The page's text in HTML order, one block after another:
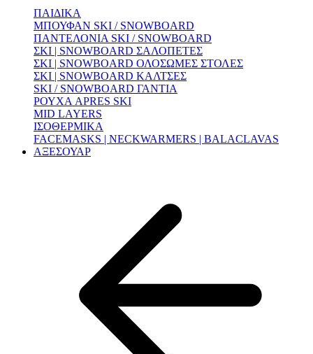
ΠΑΙΔΙΚΑ
ΜΠΟΥΦΑΝ SKI / SNOWBOARD
ΠΑΝΤΕΛΟΝΙΑ SKI / SNOWBOARD
ΣΚΙ | SNOWBOARD ΣΑΛΟΠΕΤΕΣ
ΣΚΙ | SNOWBOARD ΟΛΟΣΩΜΕΣ ΣΤΟΛΕΣ
ΣΚΙ | SNOWBOARD ΚΑΛΤΣΕΣ
SKI / SNOWBOARD ΓΑΝΤΙΑ
ΡΟΥΧΑ APRES SKI
MID LAYERS
ΙΣΟΘΕΡΜΙΚΑ
FACEMASKS | NECKWARMERS | BALACLAVAS
ΑΞΕΣΟΥΑΡ